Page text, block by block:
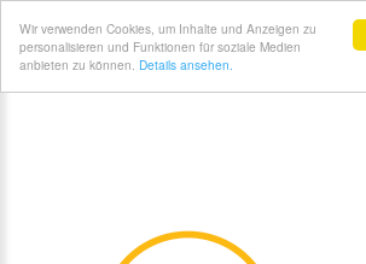
Wir verwenden Cookies, um Inhalte und Anzeigen zu
personalisieren und Funktionen für soziale Medien
anbieten zu können. Details ansehen.